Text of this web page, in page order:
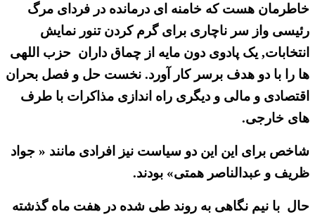
خاطرمان هست که خامنه ای درمانده در فردای مرگ
رئیسی واز سر ناچاری برای گرم کردن تنور نمایش
انتخابات, یک پادوی دون مایه از چماق داران حزب اللهی
ها را با دو هدف برسر کار آورد. نخست حل و فصل بحران
اقتصادی و مالی و دیگری راه اندازی مذاکرات با طرف
های خارجی.
شاخص برای این این دو سیاست نیز افرادی مانند « جواد
ظریف و عبدالناصر همتی» بودند.
حال با نیم نگاهی به روند طی شده در هفت ماه گذشته